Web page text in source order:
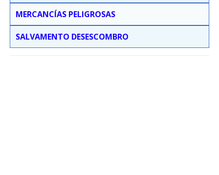
MERCANCÍAS PELIGROSAS
SALVAMENTO DESESCOMBRO